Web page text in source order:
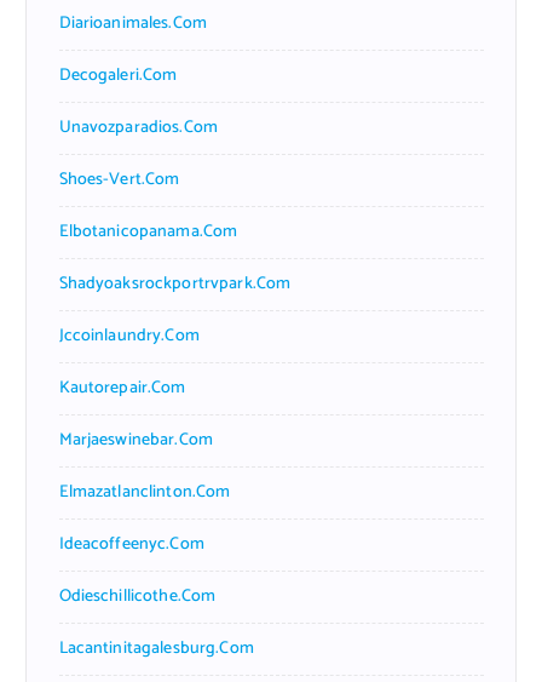
Diarioanimales.com
Decogaleri.com
Unavozparadios.com
Shoes-Vert.com
Elbotanicopanama.com
Shadyoaksrockportrvpark.com
Jccoinlaundry.com
Kautorepair.com
Marjaeswinebar.com
Elmazatlanclinton.com
Ideacoffeenyc.com
Odieschillicothe.com
Lacantinitagalesburg.com